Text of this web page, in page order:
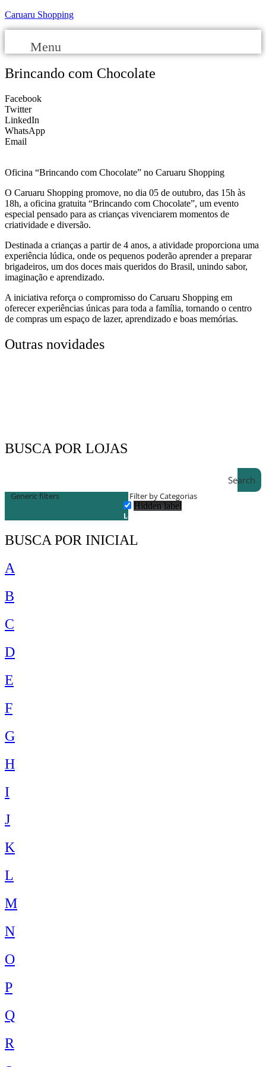
Caruaru Shopping
Menu
Brincando com Chocolate
Facebook
Twitter
LinkedIn
WhatsApp
Email
Oficina “Brincando com Chocolate” no Caruaru Shopping
O Caruaru Shopping promove, no dia 05 de outubro, das 15h às
18h, a oficina gratuita “Brincando com Chocolate”, um evento
especial pensado para as crianças vivenciarem momentos de
criatividade e diversão.
Destinada a crianças a partir de 4 anos, a atividade proporciona uma
experiência lúdica, onde os pequenos poderão aprender a preparar
brigadeiros, um dos doces mais queridos do Brasil, unindo sabor,
imaginação e aprendizado.
A iniciativa reforça o compromisso do Caruaru Shopping em
oferecer experiências únicas para toda a família, tornando o centro
de compras um espaço de lazer, aprendizado e boas memórias.
Outras novidades
BUSCA POR LOJAS
Search
Generic filters Filter by Categorias
Hidden label
Lojas
BUSCA POR INICIAL
A
B
C
D
E
F
G
H
I
J
K
L
M
N
O
P
Q
R